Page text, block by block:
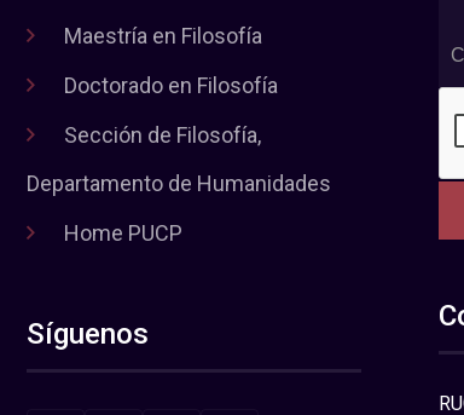
Maestría en Filosofía
Doctorado en Filosofía
Sección de Filosofía,
Departamento de Humanidades
Home PUCP
Síguenos